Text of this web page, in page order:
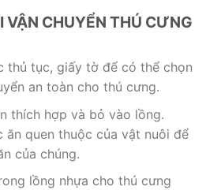
VẬN CHUYỂN THÚ CƯNG
thủ tục, giấy tờ để có thể chọn
an toàn cho thú cưng.
thích hợp và bỏ vào lồng.
ăn quen thuộc của vật nuôi để
của chúng.
lồng nhựa cho thú cưng